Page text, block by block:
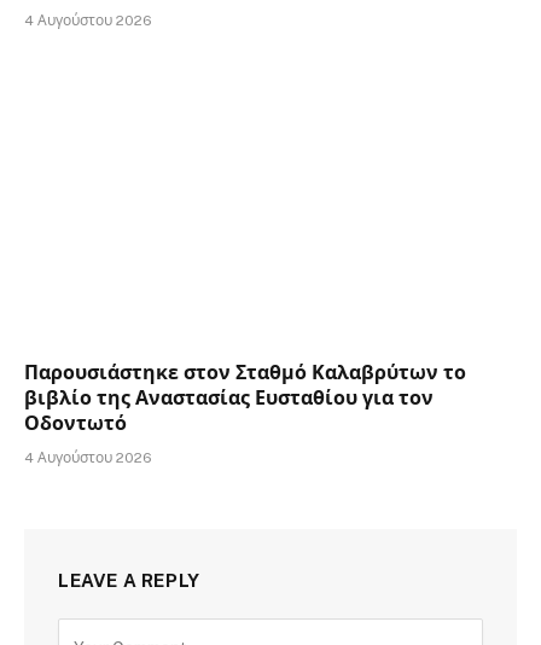
4 Αυγούστου 2026
Παρουσιάστηκε στον Σταθμό Καλαβρύτων το
βιβλίο της Αναστασίας Ευσταθίου για τον
Οδοντωτό
4 Αυγούστου 2026
LEAVE A REPLY